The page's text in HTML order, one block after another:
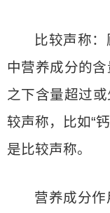
比较声称
中营养成分的
之下含量超过
较声称，比如“
是比较声称。
营养成分